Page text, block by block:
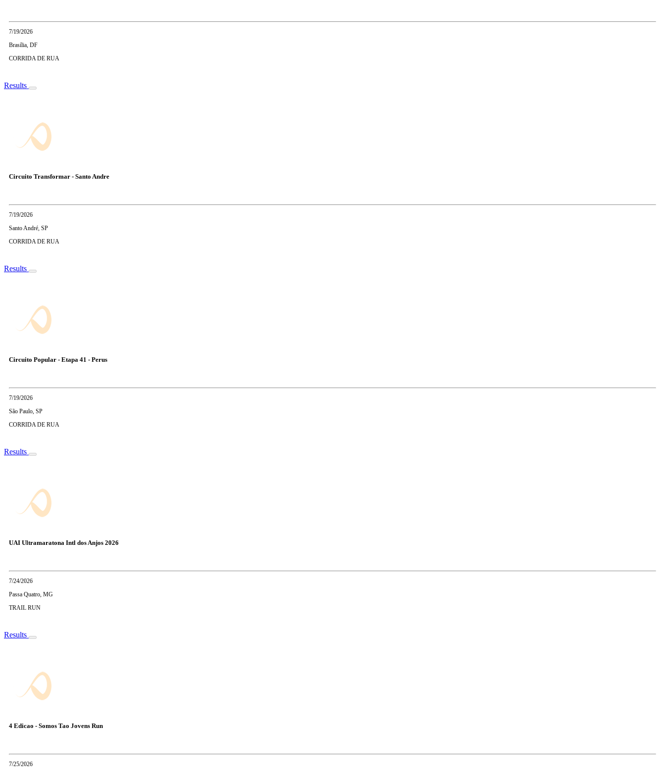
7/19/2026
Brasília, DF
CORRIDA DE RUA
Results
Circuito Transformar - Santo Andre
7/19/2026
Santo André, SP
CORRIDA DE RUA
Results
Circuito Popular - Etapa 41 - Perus
7/19/2026
São Paulo, SP
CORRIDA DE RUA
Results
UAI Ultramaratona Intl dos Anjos 2026
7/24/2026
Passa Quatro, MG
TRAIL RUN
Results
4 Edicao - Somos Tao Jovens Run
7/25/2026